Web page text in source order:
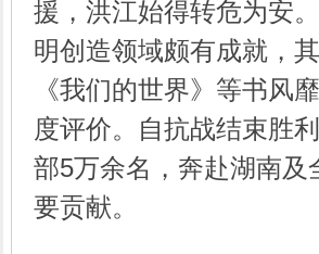
援，洪江始得转危为安
明创造领域颇有成就，
《我们的世界》等书风
度评价。自抗战结束胜
部5万余名，奔赴湖南
要贡献。